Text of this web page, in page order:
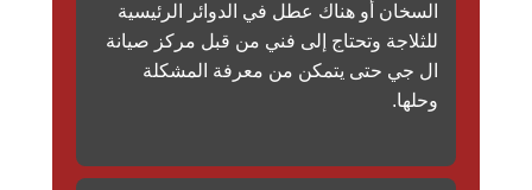
السخان أو هناك عطل في الدوائر الرئيسية
للثلاجة وتحتاج إلى فني من قبل مركز صيانة
ال جي حتى يتمكن من معرفة المشكلة
وحلها.